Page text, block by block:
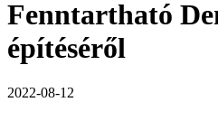
Fenntartható
építéséről
2022-08-12